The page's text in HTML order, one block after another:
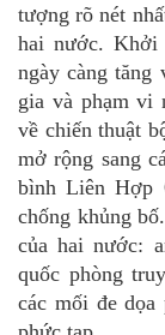
tượng rõ nét
hai nước. Khởi
ngày càng
gia và phạm vi
về chiến thuật
mở rộng sang
bình Liên Hợp
chống khủng
của hai nước:
quốc phòng
các mối đe dọa